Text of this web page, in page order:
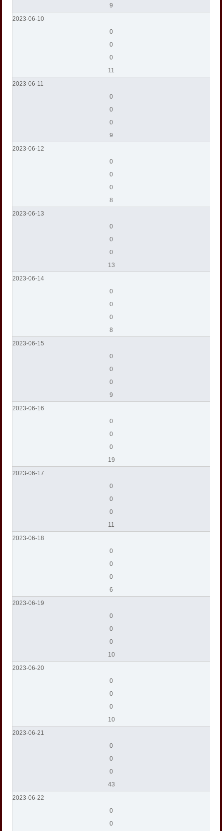
9
2023-06-10
0
0
0
11
2023-06-11
0
0
0
9
2023-06-12
0
0
0
8
2023-06-13
0
0
0
13
2023-06-14
0
0
0
8
2023-06-15
0
0
0
9
2023-06-16
0
0
0
19
2023-06-17
0
0
0
11
2023-06-18
0
0
0
6
2023-06-19
0
0
0
10
2023-06-20
0
0
0
10
2023-06-21
0
0
0
43
2023-06-22
0
0